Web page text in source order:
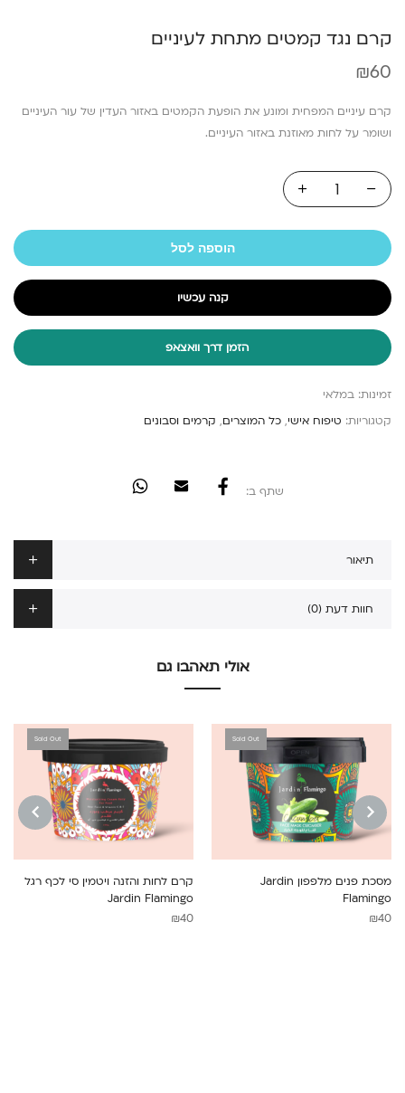
קרם נגד קמטים מתחת לעיניים
₪60
קרם עיניים המפחית ומונע את הופעת הקמטים באזור העדין של עור העיניים
ושומר על לחות מאוזנת באזור העיניים.
הוספה לסל
קנה עכשיו
הזמן דרך וואצאפ
זמינות: במלאי
קטגוריות: טיפוח אישי, כל המוצרים, קרמים וסבונים
שתף ב:
תיאור
חוות דעת (0)
אולי תאהבו גם
PREVIOUS
Sold Out
מסכת פנים מלפפון Jardin
Flamingo
₪40
Sold Out
קרם לחות והזנה ויטמין סי לכף רגל
Jardin Flamingo
₪40